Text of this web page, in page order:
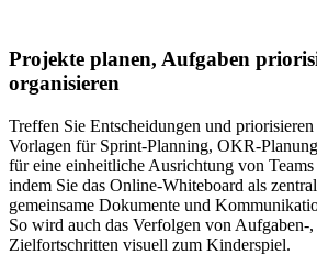
Projekte planen, Aufgaben
organisieren
Treffen Sie Entscheidungen und
Vorlagen für Sprint-Planning, OKR-
für eine einheitliche Ausrichtung von
indem Sie das Online-Whiteboard als
gemeinsame Dokumente und
So wird auch das Verfolgen von Aufgaben-
Zielfortschritten visuell zum Kinderspiel.